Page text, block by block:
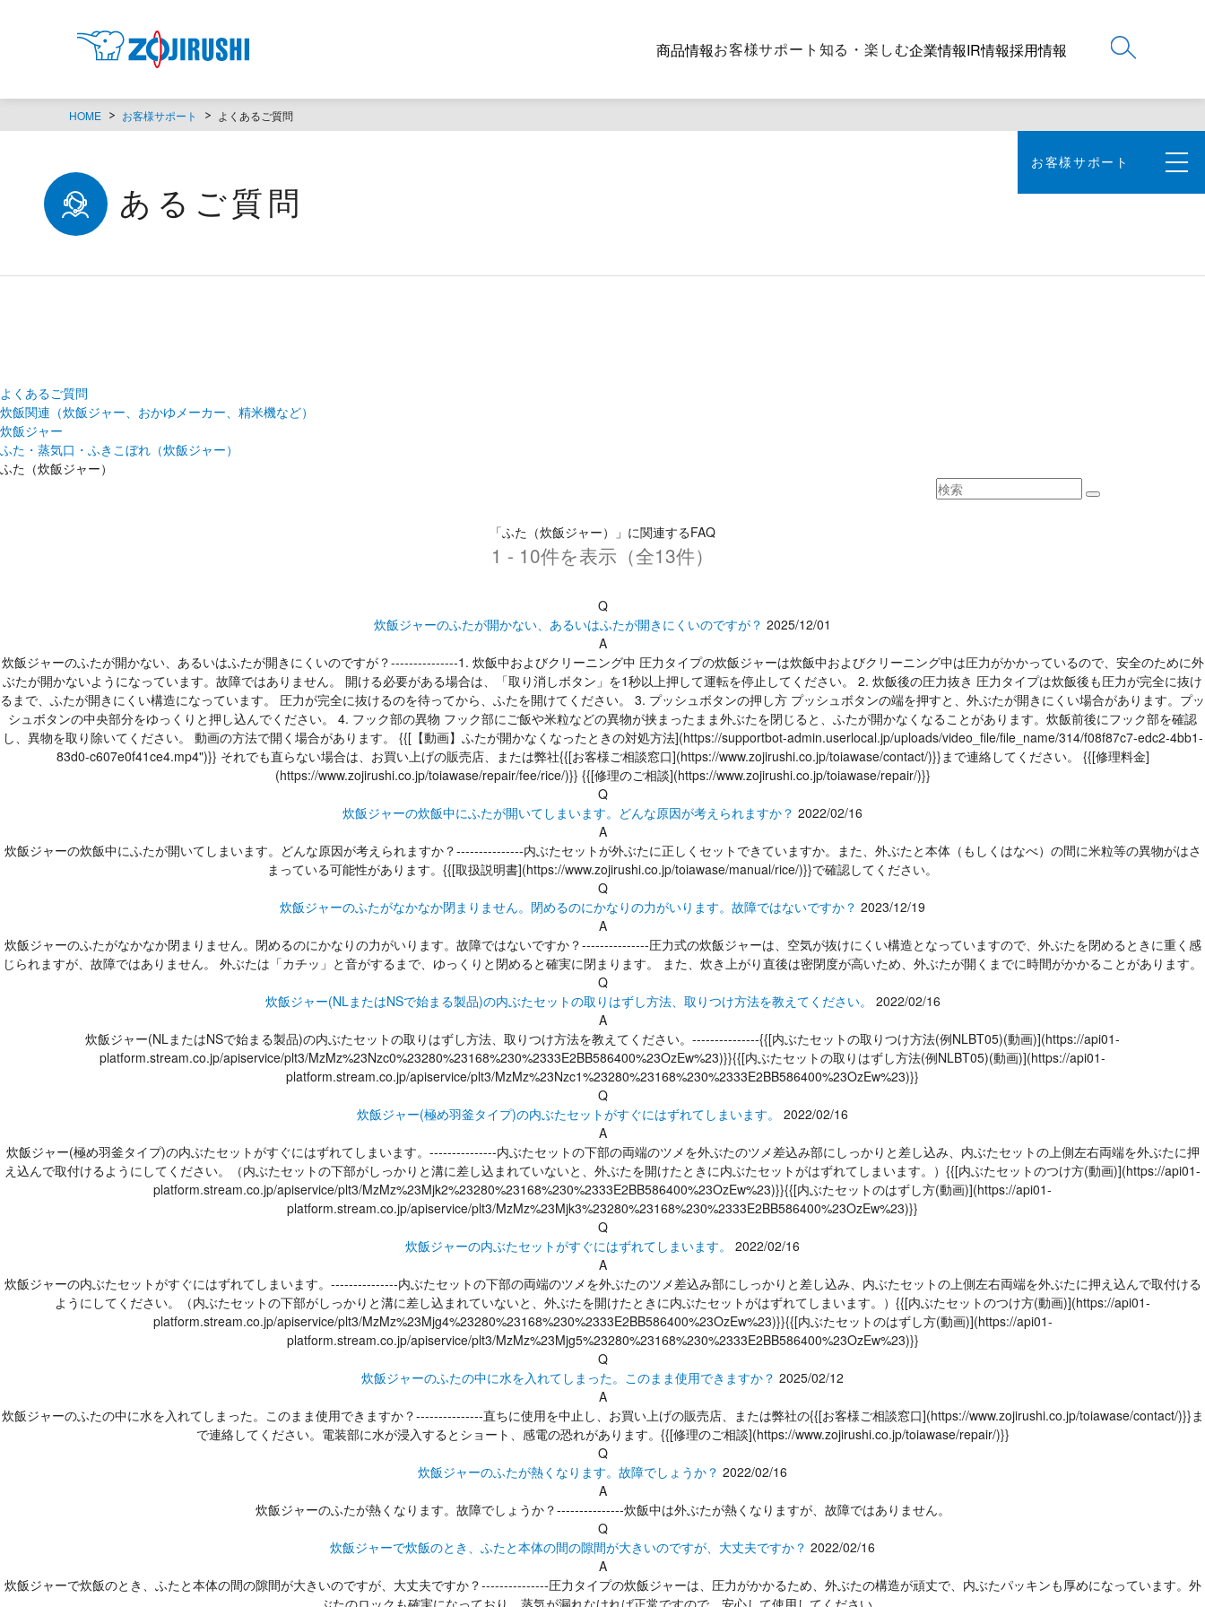
商品情報お客様サポート 知る・楽しむ企業情報IR情報採用情報
HOME お客様サポート よくあるご質問
お客様サポート
よくあるご質問
よくあるご質問
炊飯関連（炊飯ジャー、おかゆメーカー、精米機など）
炊飯ジャー
ふた・蒸気口・ふきこぼれ（炊飯ジャー）
ふた（炊飯ジャー）
「ふた（炊飯ジャー）」に関連するFAQ
1 - 10件を表示（全13件）
Q
炊飯ジャーのふたが開かない、あるいはふたが開きにくいのですが？ 2025/12/01
A
炊飯ジャーのふたが開かない、あるいはふたが開きにくいのですが？---------------1. 炊飯中およびクリーニング中 圧力タイプの炊飯ジャーは炊飯中およびクリーニング中は圧力がかかっているので、安全のために外
ぶたが開かないようになっています。故障ではありません。 開ける必要がある場合は、「取り消しボタン」を1秒以上押して運転を停止してください。 2. 炊飯後の圧力抜き 圧力タイプは炊飯後も圧力が完全に抜け
るまで、ふたが開きにくい構造になっています。 圧力が完全に抜けるのを待ってから、ふたを開けてください。 3. プッシュボタンの押し方 プッシュボタンの端を押すと、外ぶたが開きにくい場合があります。プッ
シュボタンの中央部分をゆっくりと押し込んでください。 4. フック部の異物 フック部にご飯や米粒などの異物が挟まったまま外ぶたを閉じると、ふたが開かなくなることがあります。炊飯前後にフック部を確認
し、異物を取り除いてください。 動画の方法で開く場合があります。 {{[【動画】ふたが開かなくなったときの対処方法](https://supportbot-admin.userlocal.jp/uploads/video_file/file_name/314/f08f87c7-edc2-4bb1-
83d0-c607e0f41ce4.mp4")}} それでも直らない場合は、お買い上げの販売店、または弊社{{[お客様ご相談窓口](https://www.zojirushi.co.jp/toiawase/contact/)}}まで連絡してください。 {{[修理料金]
(https://www.zojirushi.co.jp/toiawase/repair/fee/rice/)}} {{[修理のご相談](https://www.zojirushi.co.jp/toiawase/repair/)}}
Q
炊飯ジャーの炊飯中にふたが開いてしまいます。どんな原因が考えられますか？ 2022/02/16
A
炊飯ジャーの炊飯中にふたが開いてしまいます。どんな原因が考えられますか？---------------内ぶたセットが外ぶたに正しくセットできていますか。また、外ぶたと本体（もしくはなべ）の間に米粒等の異物がはさ
まっている可能性があります。{{[取扱説明書](https://www.zojirushi.co.jp/toiawase/manual/rice/)}}で確認してください。
Q
炊飯ジャーのふたがなかなか閉まりません。閉めるのにかなりの力がいります。故障ではないですか？ 2023/12/19
A
炊飯ジャーのふたがなかなか閉まりません。閉めるのにかなりの力がいります。故障ではないですか？---------------圧力式の炊飯ジャーは、空気が抜けにくい構造となっていますので、外ぶたを閉めるときに重く感
じられますが、故障ではありません。 外ぶたは「カチッ」と音がするまで、ゆっくりと閉めると確実に閉まります。 また、炊き上がり直後は密閉度が高いため、外ぶたが開くまでに時間がかかることがあります。
Q
炊飯ジャー(NLまたはNSで始まる製品)の内ぶたセットの取りはずし方法、取りつけ方法を教えてください。
2022/02/16
A
炊飯ジャー(NLまたはNSで始まる製品)の内ぶたセットの取りはずし方法、取りつけ方法を教えてください。---------------{{[内ぶたセットの取りつけ方法(例NLBT05)(動画)](https://api01-
platform.stream.co.jp/apiservice/plt3/MzMz%23Nzc0%23280%23168%230%2333E2BB586400%23OzEw%23)}}{{[内ぶたセットの取りはずし方法(例NLBT05)(動画)](https://api01-
platform.stream.co.jp/apiservice/plt3/MzMz%23Nzc1%23280%23168%230%2333E2BB586400%23OzEw%23)}}
Q
炊飯ジャー(極め羽釜タイプ)の内ぶたセットがすぐにはずれてしまいます。
2022/02/16
A
炊飯ジャー(極め羽釜タイプ)の内ぶたセットがすぐにはずれてしまいます。---------------内ぶたセットの下部の両端のツメを外ぶたのツメ差込み部にしっかりと差し込み、内ぶたセットの上側左右両端を外ぶたに押
え込んで取付けるようにしてください。（内ぶたセットの下部がしっかりと溝に差し込まれていないと、外ぶたを開けたときに内ぶたセットがはずれてしまいます。）{{[内ぶたセットのつけ方(動画)](https://api01-
platform.stream.co.jp/apiservice/plt3/MzMz%23Mjk2%23280%23168%230%2333E2BB586400%23OzEw%23)}}{{[内ぶたセットのはずし方(動画)](https://api01-
platform.stream.co.jp/apiservice/plt3/MzMz%23Mjk3%23280%23168%230%2333E2BB586400%23OzEw%23)}}
Q
炊飯ジャーの内ぶたセットがすぐにはずれてしまいます。
2022/02/16
A
炊飯ジャーの内ぶたセットがすぐにはずれてしまいます。---------------内ぶたセットの下部の両端のツメを外ぶたのツメ差込み部にしっかりと差し込み、内ぶたセットの上側左右両端を外ぶたに押え込んで取付ける
ようにしてください。（内ぶたセットの下部がしっかりと溝に差し込まれていないと、外ぶたを開けたときに内ぶたセットがはずれてしまいます。）{{[内ぶたセットのつけ方(動画)](https://api01-
platform.stream.co.jp/apiservice/plt3/MzMz%23Mjg4%23280%23168%230%2333E2BB586400%23OzEw%23)}}{{[内ぶたセットのはずし方(動画)](https://api01-
platform.stream.co.jp/apiservice/plt3/MzMz%23Mjg5%23280%23168%230%2333E2BB586400%23OzEw%23)}}
Q
炊飯ジャーのふたの中に水を入れてしまった。このまま使用できますか？ 2025/02/12
A
炊飯ジャーのふたの中に水を入れてしまった。このまま使用できますか？---------------直ちに使用を中止し、お買い上げの販売店、または弊社の{{[お客様ご相談窓口](https://www.zojirushi.co.jp/toiawase/contact/)}}ま
で連絡してください。電装部に水が浸入するとショート、感電の恐れがあります。{{[修理のご相談](https://www.zojirushi.co.jp/toiawase/repair/)}}
Q
炊飯ジャーのふたが熱くなります。故障でしょうか？ 2022/02/16
A
炊飯ジャーのふたが熱くなります。故障でしょうか？---------------炊飯中は外ぶたが熱くなりますが、故障ではありません。
Q
炊飯ジャーで炊飯のとき、ふたと本体の間の隙間が大きいのですが、大丈夫ですか？ 2022/02/16
A
炊飯ジャーで炊飯のとき、ふたと本体の間の隙間が大きいのですが、大丈夫ですか？---------------圧力タイプの炊飯ジャーは、圧力がかかるため、外ぶたの構造が頑丈で、内ぶたパッキンも厚めになっています。外
ぶたのロックも確実になっており、蒸気が漏れなければ正常ですので、安心して使用してください。